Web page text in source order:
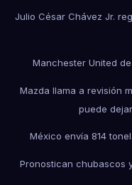
Julio César Chávez Jr.
Manchester United
Mazda llama a revisión
puede
México envía 814
Pronostican chubascos